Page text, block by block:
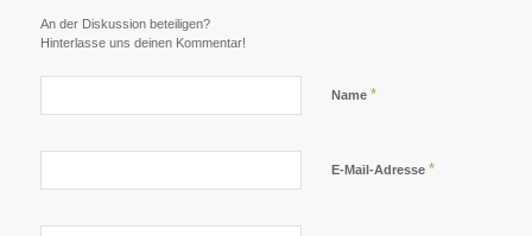
An der Diskussion beteiligen?
Hinterlasse uns deinen Kommentar!
Name *
E-Mail-Adresse *